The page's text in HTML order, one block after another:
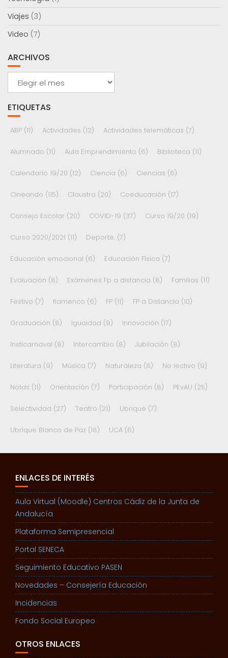
Viajes (3)
Video (7)
ARCHIVOS
Archivos
ETIQUETAS
ABP (11) Actividades (12) Actividades telemáticas (7)
Alumnado (11) Aula Emprendimiento (6) Biblioteca (11)
Calendario 19/20 (12) Ciencia (6) Ciencias (6)
Cineando (115) Claustro (20) Coeducación (17)
Consejo Escolar (20) COVID-19 (37) Curso 19/20 (19)
Curso 2020/2021 (11) Deporte. (7)
Educación emocional (6) Educación Física (7)
Evaluación (8) Exámenes Fp a distancia (8) Familias (11)
Festivo (7) flamenco (6) FP (11) FP a Distancia (10)
Graduación (8) Igualdad (9) Innovación (17)
Insticarnaval (8) Intercambio (8) Jubilación (8)
Literatura (9) Música (7) Naturaleza (8) No lectivo (9)
Notas (11) Orientación (7) Participación (8) PEvAU (25)
Selectividad (27) Teatro (21) Ubrique (7)
Ubrique Blanco de Paz (18) UCA (6)
ENLACES DE INTERÉS
Aula Virtual (Moodle) Centros Cádiz de la Junta de
Andalucía
Plataforma Semipresencial
Portal SENECA
Seguimiento Educativo PASEN
Novedades – Consejería Educación
Incidencias
Fondo Social Europeo
OTROS ENLACES